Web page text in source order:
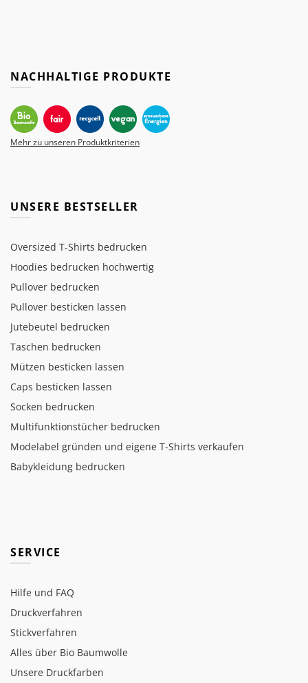
NACHHALTIGE PRODUKTE
Mehr zu unseren Produktkriterien
UNSERE BESTSELLER
Oversized T-Shirts bedrucken
Hoodies bedrucken hochwertig
Pullover bedrucken
Pullover besticken lassen
Jutebeutel bedrucken
Taschen bedrucken
Mützen besticken lassen
Caps besticken lassen
Socken bedrucken
Multifunktionstücher bedrucken
Modelabel gründen und eigene T-Shirts verkaufen
Babykleidung bedrucken
SERVICE
Hilfe und FAQ
Druckverfahren
Stickverfahren
Alles über Bio Baumwolle
Unsere Druckfarben